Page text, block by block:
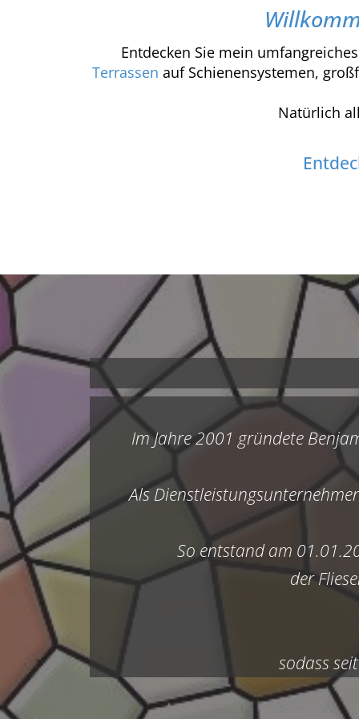
Entdecken Sie mein
Terrassen auf Schienensystemen,
Natürlich
Im Jahre 2001 gründete
Als
So entstand am
der
sodass